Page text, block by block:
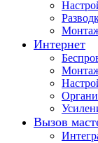
Интернет
Вызов